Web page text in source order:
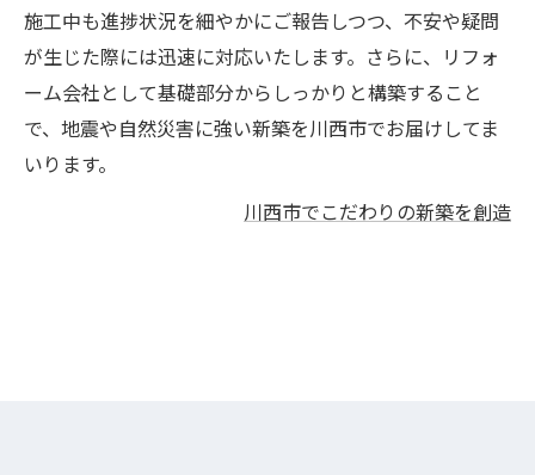
施工中も進捗状況を細やかにご報告しつつ、不安や疑問
が生じた際には迅速に対応いたします。さらに、リフォ
ーム会社として基礎部分からしっかりと構築すること
で、地震や自然災害に強い新築を川西市でお届けしてま
いります。
川西市でこだわりの新築を創造